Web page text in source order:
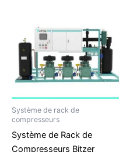
Système de rack de
compresseurs
Système de Rack de
Compresseurs Bitzer